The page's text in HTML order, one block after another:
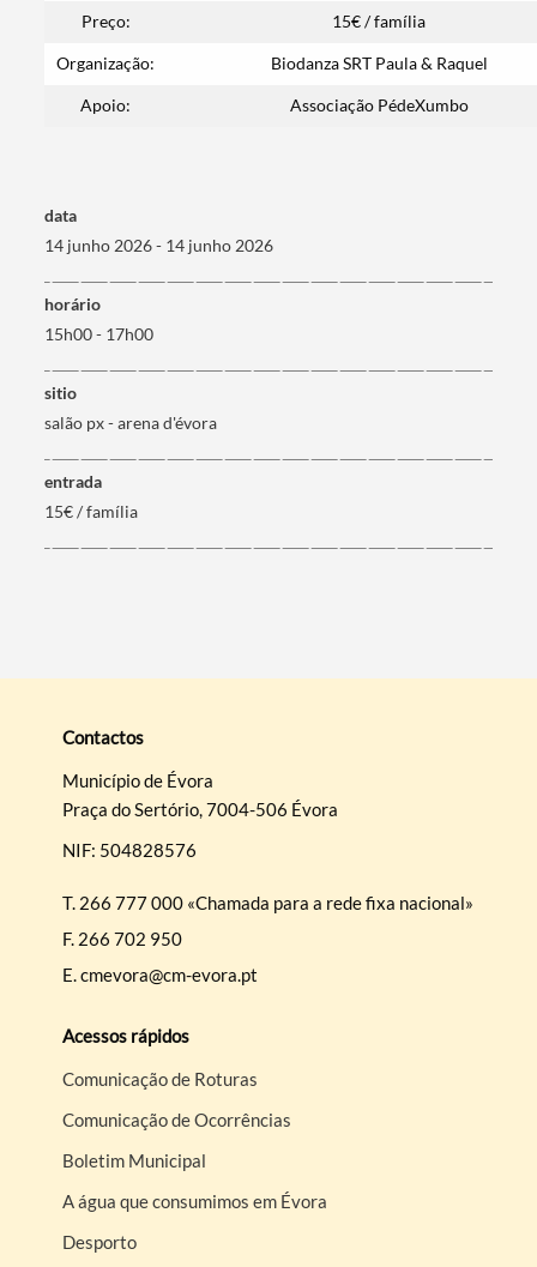
Preço: 15€ / família
Organização: Biodanza SRT Paula & Raquel
Apoio: Associação PédeXumbo
data
14 junho 2026 - 14 junho 2026
horário
15h00 - 17h00
sitio
salão px - arena d'évora
entrada
15€ / família
Contactos
Município de Évora
Praça do Sertório, 7004-506 Évora
NIF: 504828576
T. 266 777 000 «Chamada para a rede fixa nacional»
F. 266 702 950
E.cmevora@cm-evora.pt
Acessos rápidos
Comunicação de Roturas
Comunicação de Ocorrências
Boletim Municipal
A água que consumimos em Évora
Desporto